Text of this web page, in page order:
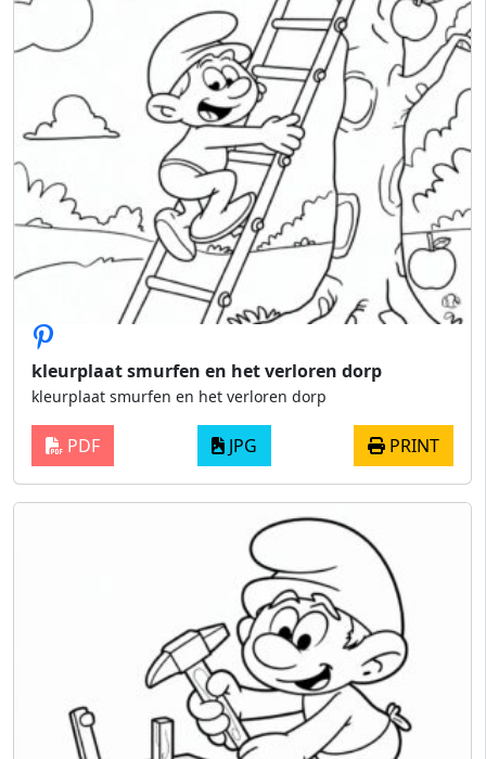
kleurplaat smurfen en het verloren dorp
kleurplaat smurfen en het verloren dorp
PDF JPG PRINT